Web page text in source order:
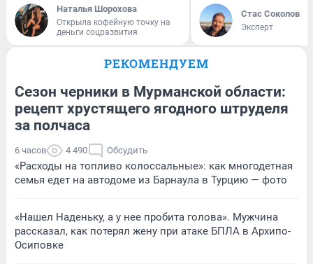
Наталья Шорохова
Открыла кофейную точку на
деньги соцразвития
Стас Соколов
Эксперт
РЕКОМЕНДУЕМ
Сезон черники в Мурманской области:
рецепт хрустящего ягодного штруделя
за полчаса
6 часов 4 490 Обсудить
«Расходы на топливо колоссальные»: как многодетная
семья едет на автодоме из Барнаула в Турцию — фото
«Нашел Наденьку, а у нее пробита голова». Мужчина
рассказал, как потерял жену при атаке БПЛА в Архипо-
Осиповке